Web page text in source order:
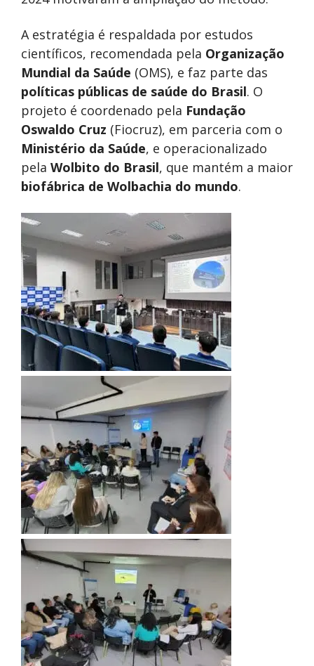
A estratégia é respaldada por estudos
científicos, recomendada pela Organização
Mundial da Saúde (OMS), e faz parte das
políticas públicas de saúde do Brasil. O
projeto é coordenado pela Fundação
Oswaldo Cruz (Fiocruz), em parceria com o
Ministério da Saúde, e operacionalizado
pela Wolbito do Brasil, que mantém a maior
biofábrica de Wolbachia do mundo.